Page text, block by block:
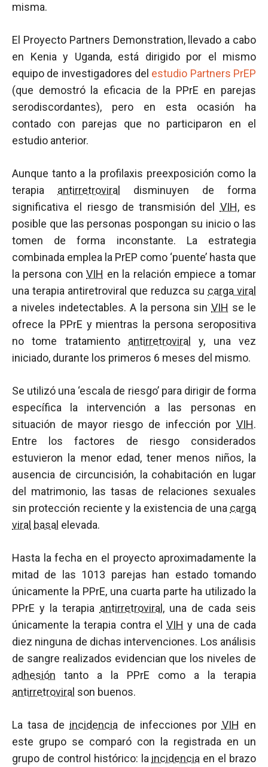
misma.
El Proyecto Partners Demonstration, llevado a cabo
en Kenia y Uganda, está dirigido por el mismo
equipo de investigadores del estudio Partners PrEP
(que demostró la eficacia de la PPrE en parejas
serodiscordantes), pero en esta ocasión ha
contado con parejas que no participaron en el
estudio anterior.
Aunque tanto a la profilaxis preexposición como la
terapia antirretroviral
disminuyen de forma
significativa el riesgo de transmisión del VIH, es
posible que las personas pospongan su inicio o las
tomen de forma inconstante. La estrategia
combinada emplea la PrEP como ‘puente’ hasta que
la persona conVIH en la relación empiece a tomar
una terapia antiretroviral que reduzca su carga viral
a niveles indetectables. A la persona sinVIH se le
ofrece la PPrE y mientras la persona seropositiva
no tome tratamiento antirretroviral
y, una vez
iniciado, durante los primeros 6 meses del mismo.
Se utilizó una ‘escala de riesgo’ para dirigir de forma
específica la intervención a las personas en
situación de mayor riesgo de infección por VIH.
Entre los factores de riesgo considerados
estuvieron la menor edad, tener menos niños, la
ausencia de circuncisión, la cohabitación en lugar
del matrimonio, las tasas de relaciones sexuales
sin protección reciente y la existencia de una carga
viral basal elevada.
Hasta la fecha en el proyecto aproximadamente la
mitad de las 1013 parejas han estado tomando
únicamente la PPrE, una cuarta parte ha utilizado la
PPrE y la terapia antirretroviral , una de cada seis
únicamente la terapia contra elVIH y una de cada
diez ninguna de dichas intervenciones. Los análisis
de sangre realizados evidencian que los niveles de
adhesión tanto a la PPrE como a la terapia
antirretroviral son buenos.
La tasa de incidencia de infecciones por VIH en
este grupo se comparó con la registrada en un
grupo de control histórico: la incidencia en el brazo